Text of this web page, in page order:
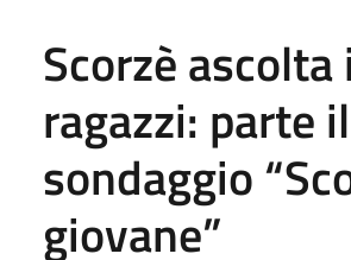
Scorzè ascolta i
ragazzi: parte il
sondaggio
giovane”